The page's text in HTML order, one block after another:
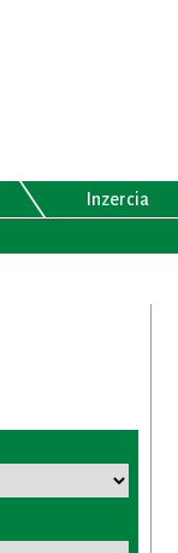
Inzercia